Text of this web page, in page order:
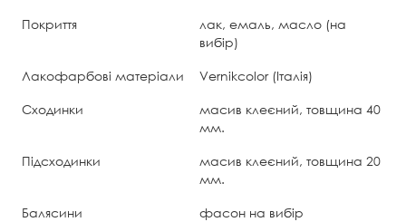
Покриття
лак, емаль, масло (на
вибір)
Лакофарбові матеріали
Vernikcolor (Італія)
Сходинки
масив клеєний, товщина 40
мм.
Підсходинки
масив клеєний, товщина 20
мм.
Балясини
фасон на вибір